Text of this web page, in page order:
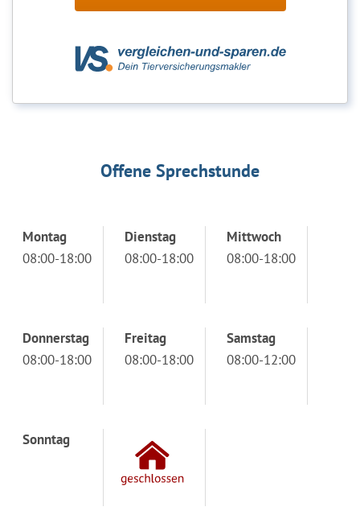
Offene Sprechstunde
Montag
08:00-18:00
Dienstag
08:00-18:00
Mittwoch
08:00-18:00
Donnerstag
08:00-18:00
Freitag
08:00-18:00
Samstag
08:00-12:00
Sonntag